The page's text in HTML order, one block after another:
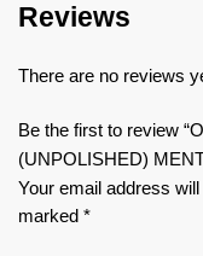
Reviews
There are no reviews
Be the first to review
(UNPOLISHED)
Your email address
marked *